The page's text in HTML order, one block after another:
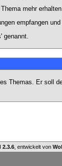
mehr
empfangen
genannt.
Themas. Er soll
2.3.6 , entwickelt von